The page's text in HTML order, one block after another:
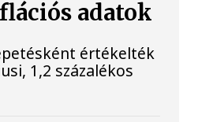
adatok
értékelték
1,2 százalékos